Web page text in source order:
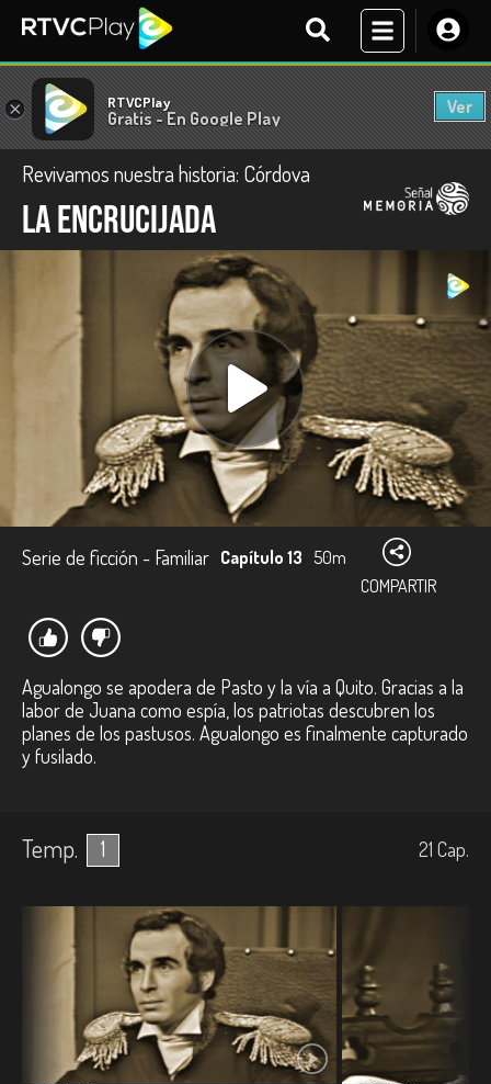
× RTVCPlay
Gratis - En Google Play
Ver
Revivamos nuestra historia: Córdova
La encrucijada
Serie de ficción - Familiar Capítulo 13 50m
COMPARTIR
Agualongo se apodera de Pasto y la vía a Quito. Gracias a la
labor de Juana como espía, los patriotas descubren los
planes de los pastusos. Agualongo es finalmente capturado
y fusilado.
Temp. 1 21 Cap.